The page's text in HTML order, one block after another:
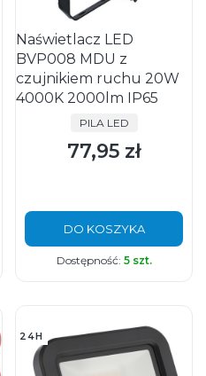
Naświetlacz LED
BVP008 MDU z
czujnikiem ruchu 20W
4000K 2000lm IP65
PRODUCENT
PILA LED
Cena
77,95 zł
DO KOSZYKA
Dostępność: 5 szt.
24H